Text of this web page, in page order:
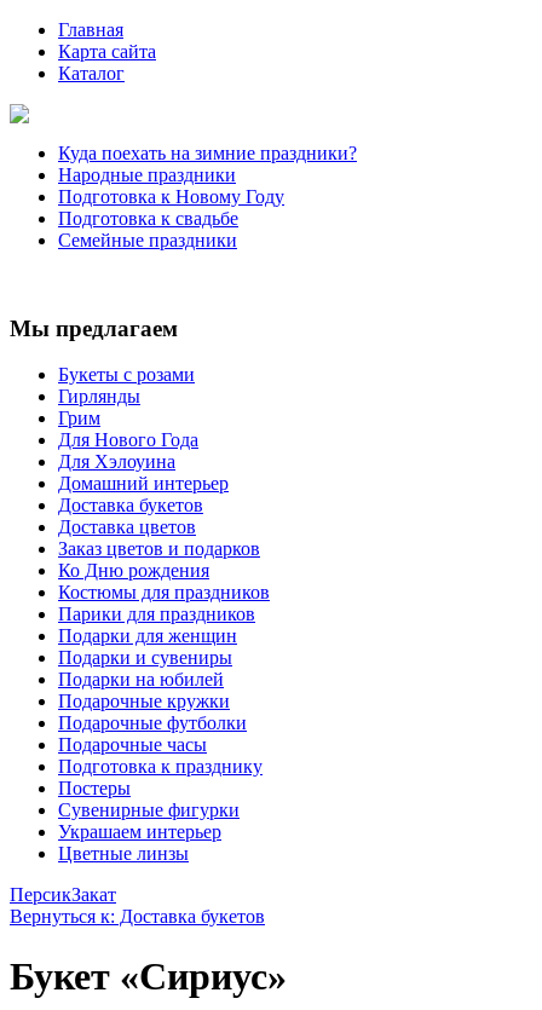
Главная
Карта сайта
Каталог
Куда поехать на зимние праздники?
Народные праздники
Подготовка к Новому Году
Подготовка к свадьбе
Семейные праздники
Мы предлагаем
Букеты с розами
Гирлянды
Грим
Для Нового Года
Для Хэлоуина
Домашний интерьер
Доставка букетов
Доставка цветов
Заказ цветов и подарков
Ко Дню рождения
Костюмы для праздников
Парики для праздников
Подарки для женщин
Подарки и сувениры
Подарки на юбилей
Подарочные кружки
Подарочные футболки
Подарочные часы
Подготовка к празднику
Постеры
Сувенирные фигурки
Украшаем интерьер
Цветные линзы
ПерсикЗакат
Вернуться к: Доставка букетов
Букет «Сириус»